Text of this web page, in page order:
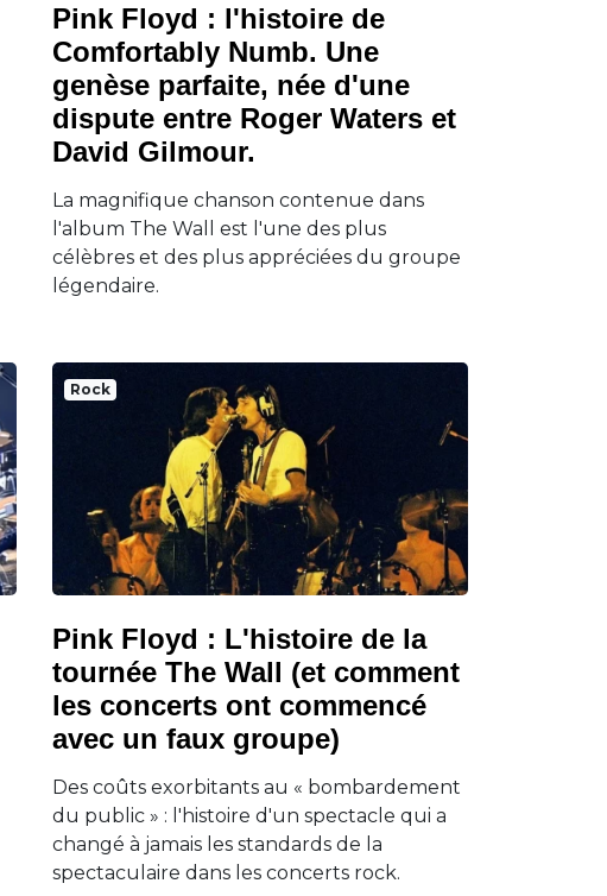
Pink Floyd : l'histoire de
Comfortably Numb. Une
genèse parfaite, née d'une
dispute entre Roger Waters et
David Gilmour.
La magnifique chanson contenue dans
l'album The Wall est l'une des plus
célèbres et des plus appréciées du groupe
légendaire.
Rock
Pink Floyd : L'histoire de la
tournée The Wall (et comment
les concerts ont commencé
avec un faux groupe)
Des coûts exorbitants au « bombardement
du public » : l'histoire d'un spectacle qui a
changé à jamais les standards de la
spectaculaire dans les concerts rock.